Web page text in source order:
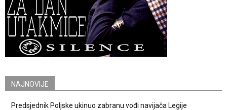
NAJNOVIJE
Predsjednik Poljske ukinuo zabranu vođi navijača Legije